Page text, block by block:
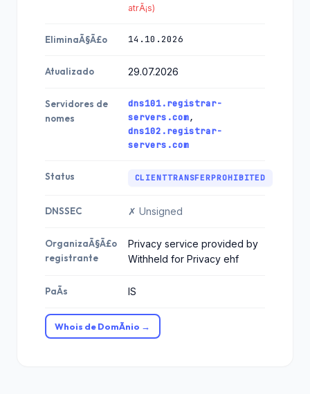
atrÃ¡s)
EliminaÃ§Ã£o 14.10.2026
Atualizado 29.07.2026
Servidores de
nomes
dns101.registrar-
servers.com,
dns102.registrar-
servers.com
Status CLIENTTRANSFERPROHIBITED
DNSSEC ✗ Unsigned
OrganizaÃ§Ã£o
registrante
Privacy service provided by
Withheld for Privacy ehf
PaÃ­s IS
Whois de DomÃ­nio →